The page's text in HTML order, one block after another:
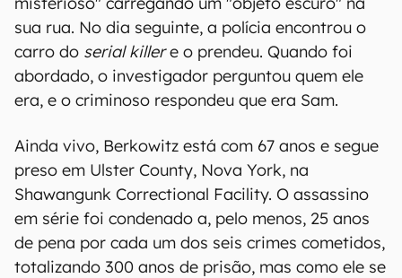
sua rua. No dia seguinte, a polícia encontrou o
carro do serial killere o prendeu. Quando foi
abordado, o investigador perguntou quem ele
era, e o criminoso respondeu que era Sam.
Ainda vivo, Berkowitz está com 67 anos e segue
preso em Ulster County, Nova York, na
Shawangunk Correctional Facility. O assassino
em série foi condenado a, pelo menos, 25 anos
de pena por cada um dos seis crimes cometidos,
totalizando 300 anos de prisão, mas como ele se